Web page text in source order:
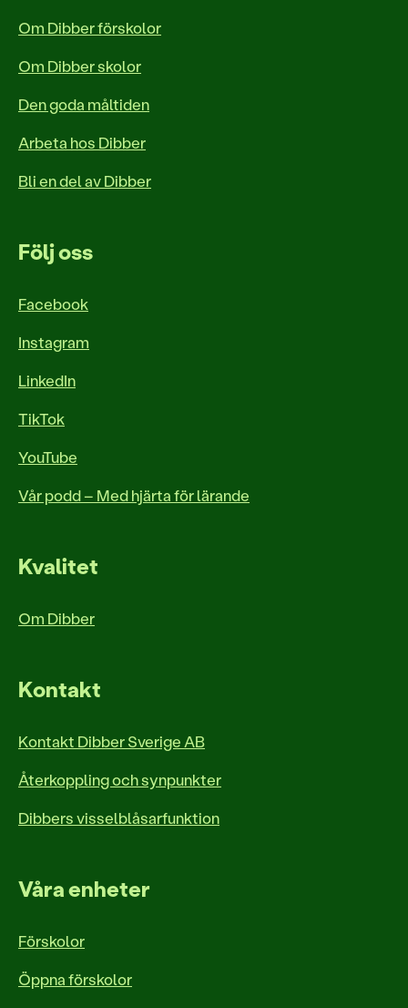
Om Dibber förskolor
Om Dibber skolor
Den goda måltiden
Arbeta hos Dibber
Bli en del av Dibber
Följ oss
Facebook
Instagram
LinkedIn
TikTok
YouTube
Vår podd – Med hjärta för lärande
Kvalitet
Om Dibber
Kontakt
Kontakt Dibber Sverige AB
Återkoppling och synpunkter
Dibbers visselblåsarfunktion
Våra enheter
Förskolor
Öppna förskolor